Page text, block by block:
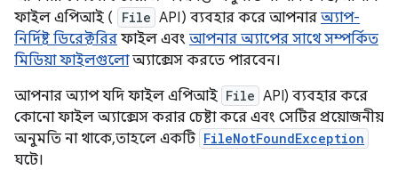
ফাইল এপিআই (
File API) ব্যবহার করে আপনার অ্যাপ-
নির্দিষ্ট ডিরেক্টরির ফাইল এবং আপনার অ্যাপের সাথে সম্পর্কিত
মিডিয়া ফাইলগুলোঅ্যাক্সেস করতে পারবেন।
আপনার অ্যাপ যদি ফাইল এপিআই File API) ব্যবহার করে
কোনো ফাইল অ্যাক্সেস করার চেষ্টা করে এবং সেটির প্রয়োজনীয়
অনুমতি না থাকে, তাহলে একটি FileNotFoundException
ঘটে।